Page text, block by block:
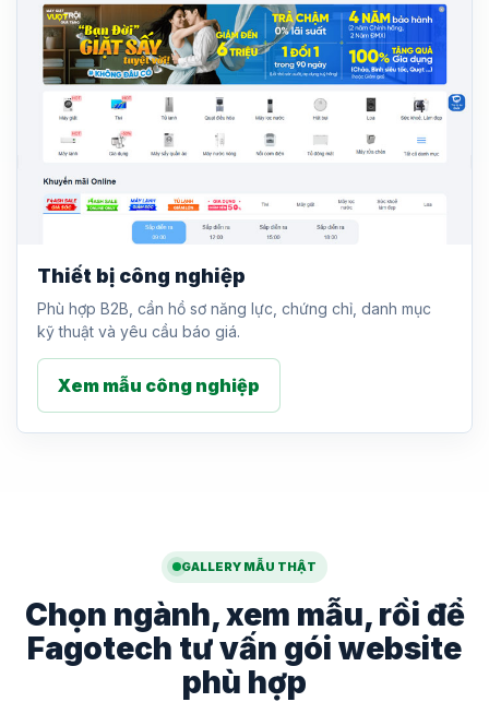
Thiết bị công nghiệp
Phù hợp B2B, cần hồ sơ năng lực, chứng chỉ, danh mục
kỹ thuật và yêu cầu báo giá.
Xem mẫu công nghiệp
GALLERY MẪU THẬT
Chọn ngành, xem mẫu, rồi để
Fagotech tư vấn gói website
phù hợp